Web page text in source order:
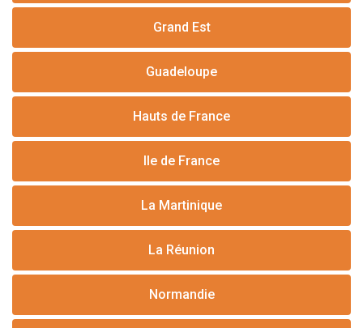
Grand Est
Guadeloupe
Hauts de France
Ile de France
La Martinique
La Réunion
Normandie